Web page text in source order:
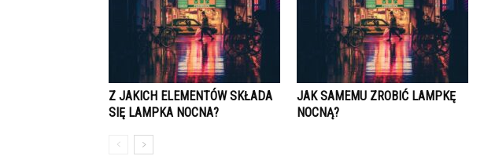
Z JAKICH ELEMENTÓW SKŁADA
SIĘ LAMPKA NOCNA?
JAK SAMEMU ZROBIĆ LAMPKĘ
NOCNĄ?